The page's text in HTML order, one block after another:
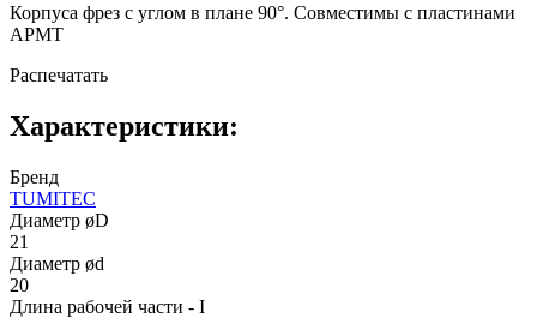
Корпуса фрез с углом в плане 90°. Совместимы с пластинами
APMT
Распечатать
Характеристики:
Бренд
TUMITEC
Диаметр øD
21
Диаметр ød
20
Длина рабочей части - I